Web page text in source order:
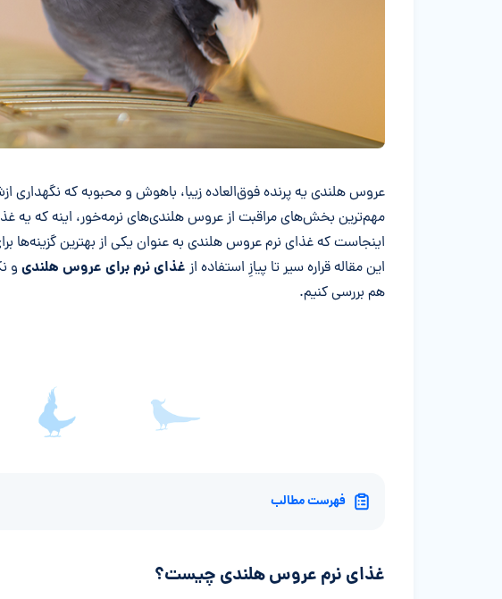
خلاصه مقاله
عروس هلندی یه پرنده فوق‌العاده زیبا، باهوش و محبوبه‌ که نگهداری
مهم‌ترین بخش‌های مراقبت از عروس هلندی‌های نرمه‌خور، اینه که یه
اینجاست که غذای نرم عروس هلندی به عنوان یکی از بهترین گزینه‌ها
این مقاله قراره سیر تا پیازِ استفاده از غذای نرم برای عروس هلندی و
هم بررسی کنیم.
فهرست مطالب
غذای نرم عروس هلندی چیست؟